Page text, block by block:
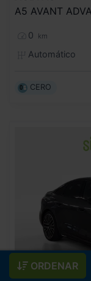
ORDENAR
0 km
Automático
CERO